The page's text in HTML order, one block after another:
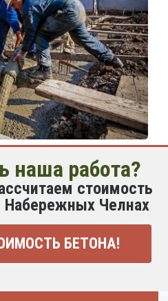
наша работа?
стоимость
Набережных Челнах
БЕТОНА!